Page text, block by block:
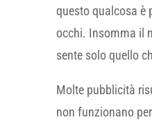
questo qualcosa è
occhi. Insomma il
sente solo quello
Molte pubblicità
non funzionano